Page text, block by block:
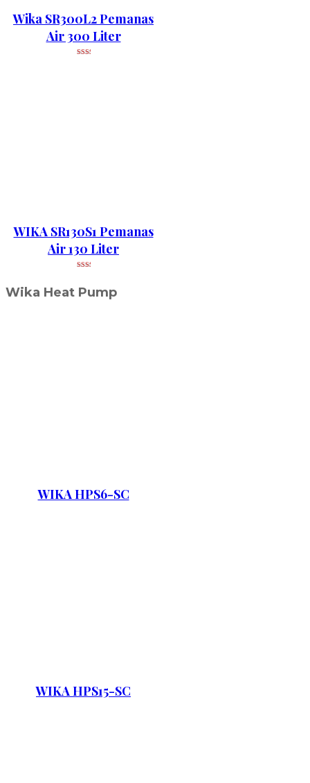
Wika SR300L2 Pemanas
Air 300 Liter
WIKA SR130S1 Pemanas
Air 130 Liter
Wika Heat Pump
WIKA HPS6-SC
WIKA HPS15-SC